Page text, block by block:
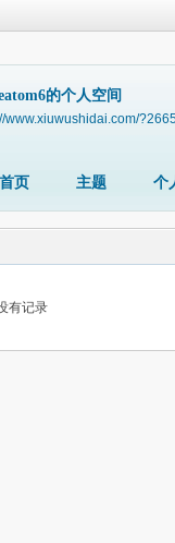
的个人空间
www.xiuwushidai.com/
页 主题 个
有记录